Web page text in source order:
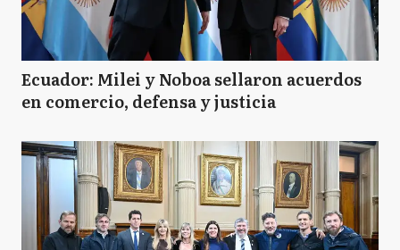
Ecuador: Milei y Noboa sellaron acuerdos
en comercio, defensa y justicia